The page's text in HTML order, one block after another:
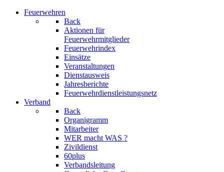
Feuerwehren
Back
Aktionen für
Feuerwehrmitglieder
Feuerwehrindex
Einsätze
Veranstaltungen
Dienstausweis
Jahresberichte
Feuerwehrdienstleistungsnetz
Verband
Back
Organigramm
Mitarbeiter
WER macht WAS ?
Zivildienst
60plus
Verbandsleitung